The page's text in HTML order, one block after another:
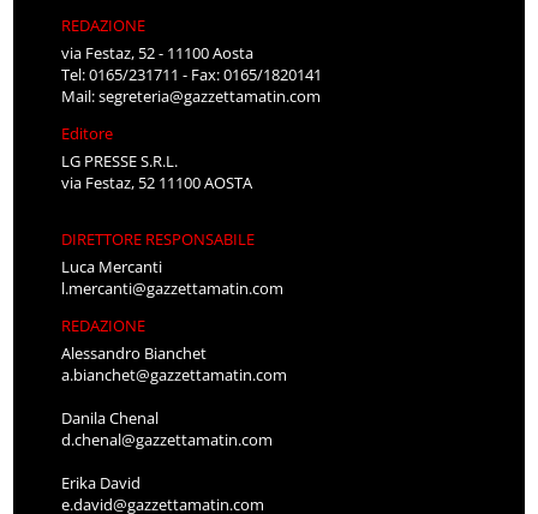
REDAZIONE
via Festaz, 52 - 11100 Aosta
Tel: 0165/231711 - Fax: 0165/1820141
Mail:segreteria@gazzettamatin.com
Editore
LG PRESSE S.R.L.
via Festaz, 52 11100 AOSTA
DIRETTORE RESPONSABILE
Luca Mercanti
l.mercanti@gazzettamatin.com
REDAZIONE
Alessandro Bianchet
a.bianchet@gazzettamatin.com
Danila Chenal
d.chenal@gazzettamatin.com
Erika David
e.david@gazzettamatin.com